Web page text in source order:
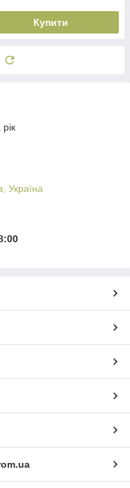
Купити
Україна